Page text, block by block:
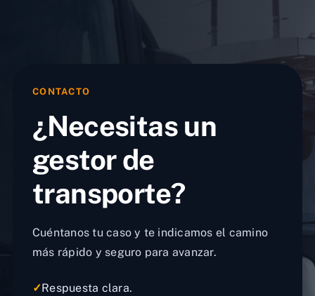
CONTACTO
¿Necesitas un
gestor de
transporte?
Cuéntanos tu caso y te indicamos el camino
más rápido y seguro para avanzar.
✓Respuesta clara.